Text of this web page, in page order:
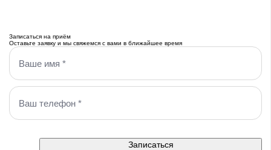
Записаться на приём
Оставьте заявку и мы свяжемся с вами в ближайшее время
Записаться